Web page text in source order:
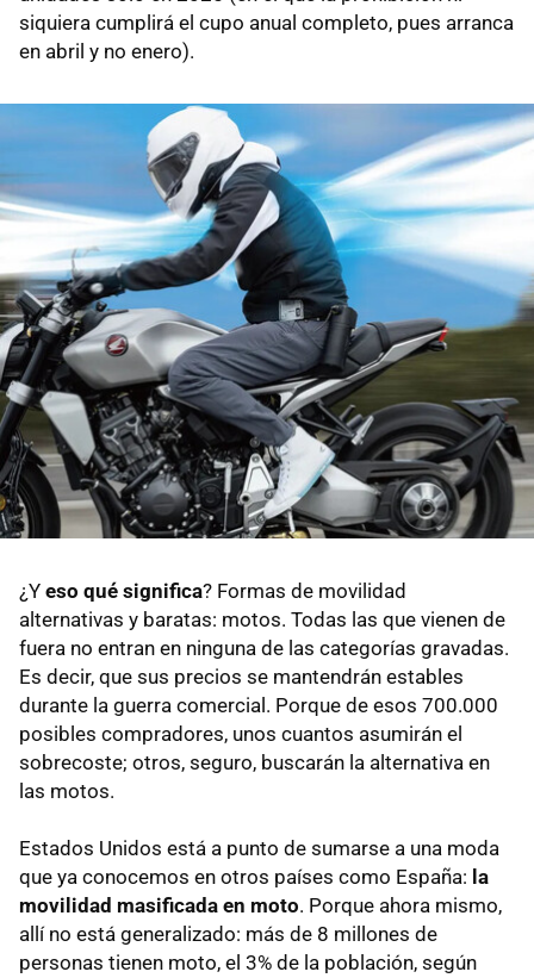
siquiera cumplirá el cupo anual completo, pues arranca
en abril y no enero).
¿Y eso qué significa? Formas de movilidad
alternativas y baratas: motos. Todas las que vienen de
fuera no entran en ninguna de las categorías gravadas.
Es decir, que sus precios se mantendrán estables
durante la guerra comercial. Porque de esos 700.000
posibles compradores, unos cuantos asumirán el
sobrecoste; otros, seguro, buscarán la alternativa en
las motos.
Estados Unidos está a punto de sumarse a una moda
que ya conocemos en otros países como España: la
movilidad masificada en moto. Porque ahora mismo,
allí no está generalizado: más de 8 millones de
personas tienen moto, el 3% de la población, según